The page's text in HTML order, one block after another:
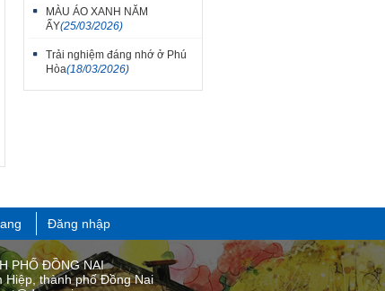
MÀU ÁO XANH NĂM
ẤY(25/03/2026)
Trải nghiệm đáng nhớ ở Phú
Hòa(18/03/2026)
Đăng nhập
PHỐ ĐỒNG NAI
Hiệp, thành phố Đồng Nai